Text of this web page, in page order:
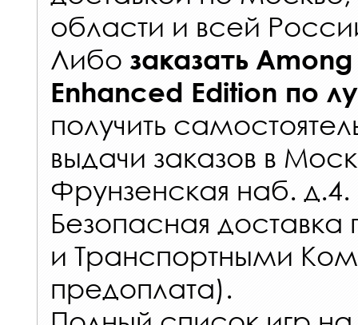
области и всей
Либо заказать Among
Enhanced Edition по
получить
выдачи заказов в
Фрунзенская наб. д.4.
Безопасная
и Транспортными
предоплата).